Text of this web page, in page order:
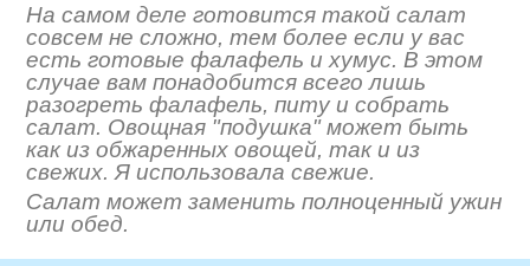
На самом деле готовится такой салат
совсем не сложно, тем более если у вас
есть готовые фалафель и хумус. В этом
случае вам понадобится всего лишь
разогреть фалафель, питу и собрать
салат. Овощная "подушка" может быть
как из обжаренных овощей, так и из
свежих. Я использовала свежие.
Салат может заменить полноценный ужин
или обед.